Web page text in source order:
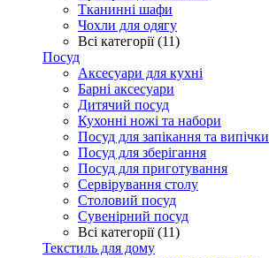
Тканинні шафи
Чохли для одягу
Всі категорії (11)
Посуд
Аксесуари для кухні
Барні аксесуари
Дитячий посуд
Кухонні ножі та набори
Посуд для запікання та випічки
Посуд для зберігання
Посуд для приготування
Сервірування столу
Столовий посуд
Сувенірний посуд
Всі категорії (11)
Текстиль для дому